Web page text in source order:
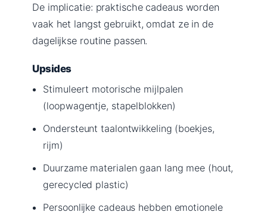
De implicatie: praktische cadeaus worden
vaak het langst gebruikt, omdat ze in de
dagelijkse routine passen.
Upsides
Stimuleert motorische mijlpalen
(loopwagentje, stapelblokken)
Ondersteunt taalontwikkeling (boekjes,
rijm)
Duurzame materialen gaan lang mee (hout,
gerecycled plastic)
Persoonlijke cadeaus hebben emotionele